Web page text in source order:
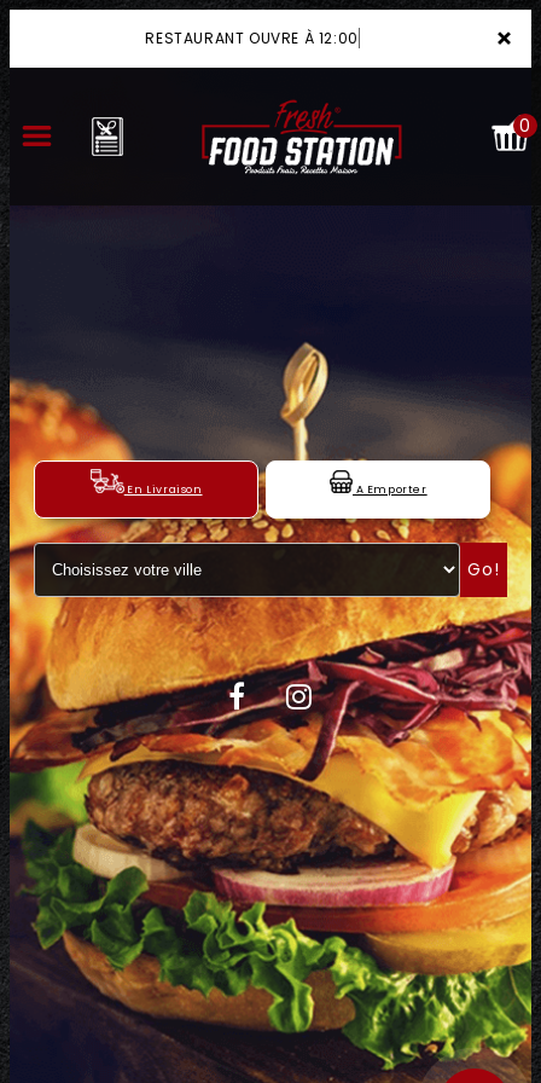
×
RESTAURANT OUVRE À 12:00
VOTRE COMPTE
NOTRE RESTAURANT
VOS AVIS
MENTIONS LÉGALES
C.G.V
0
En Livraison A Emporter
Go!